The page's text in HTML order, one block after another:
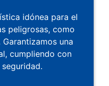
idónea para el
peligrosas, como
una
cumpliendo con